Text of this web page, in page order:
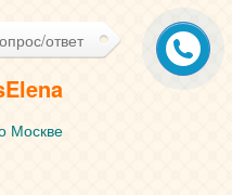
ответ
Москве